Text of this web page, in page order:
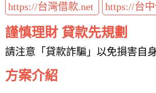
https://台灣借款.net
https://台
謹慎理財 貸款先規劃
請注意「貸款詐騙」以免損害自
方案介紹